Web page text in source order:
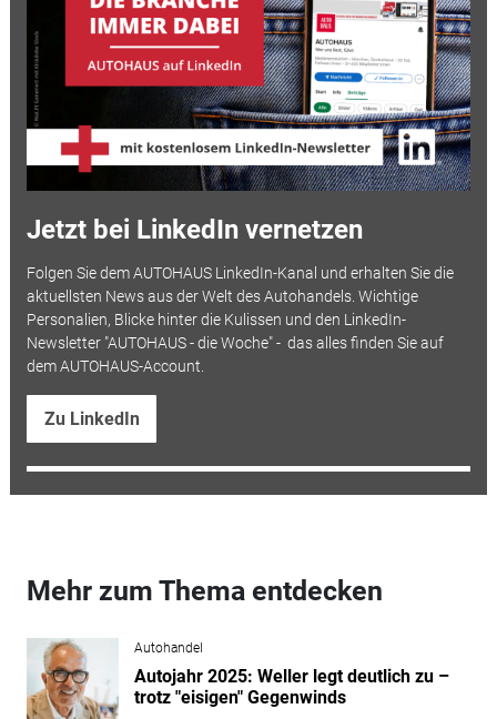
Jetzt bei LinkedIn vernetzen
Folgen Sie dem AUTOHAUS LinkedIn-Kanal und erhalten Sie die
aktuellsten News aus der Welt des Autohandels. Wichtige
Personalien, Blicke hinter die Kulissen und den LinkedIn-
Newsletter "AUTOHAUS - die Woche" - das alles finden Sie auf
dem AUTOHAUS-Account.
Zu LinkedIn
Mehr zum Thema entdecken
Autohandel
Autojahr 2025: Weller legt deutlich zu –
trotz "eisigen" Gegenwinds